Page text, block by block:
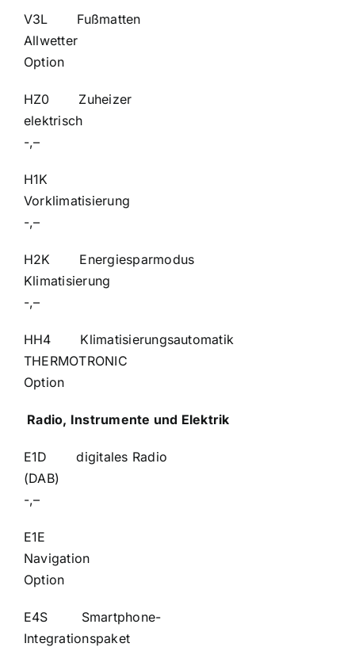
V3L Fußmatten
Option
HZ0 Zuheizer
-,–
H1K
-,–
H2K Energiesparmodus
-,–
HH4 Klimatisierungsautomatik
Option
Radio, Instrumente und Elektrik
E1D digitales Radio
-,–
E1E
Option
E4S Smartphone-